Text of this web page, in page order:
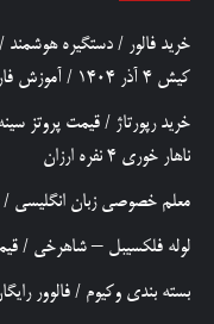
خرید فالور / دستگیره هوشمند /
کیش 4 آذر 1404
/ آموزش
خرید رپورتاژ / قیمت پروتز
ناهار خوری 4 نفره ارزان
معلم خصوصی زبان انگلیسی /
لوله فلکسیبل – شاهرخی /
بسته بندی وکیوم / فالوور